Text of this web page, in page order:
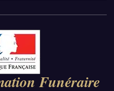
Comté Funéraire